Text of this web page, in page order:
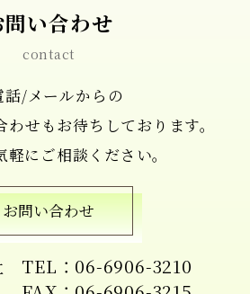
問い合わせ
contact
話/メールからの
せもお待ちしております。
軽にご相談ください。
お問い合わせ
TEL：06-6906-3210